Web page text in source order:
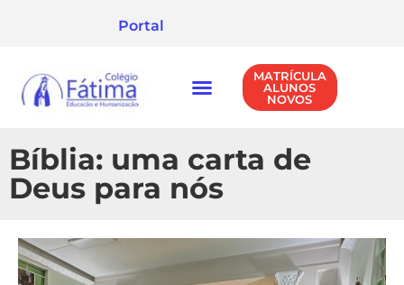
Portal
MATRÍCULA
ALUNOS
NOVOS
Bíblia: uma carta de
Deus para nós